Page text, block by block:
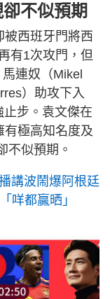
不似預期
西班牙門將西
有1次攻門，但
連奴（Mikel
）助攻下入
步。袁文傑在
有極高知名度及
不似預期。
講波鬧爆阿根廷
咩都贏晒」